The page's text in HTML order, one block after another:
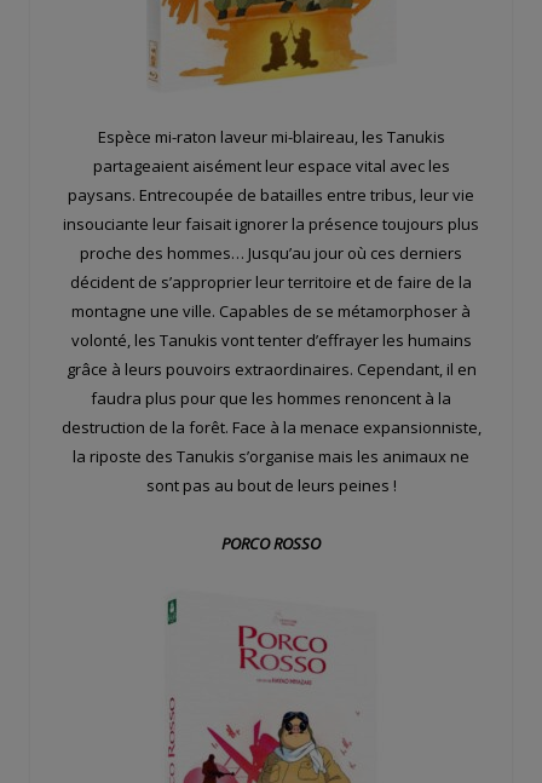
Espèce mi-raton laveur mi-blaireau, les Tanukis
partageaient aisément leur espace vital avec les
paysans. Entrecoupée de batailles entre tribus, leur vie
insouciante leur faisait ignorer la présence toujours plus
proche des hommes… Jusqu’au jour où ces derniers
décident de s’approprier leur territoire et de faire de la
montagne une ville. Capables de se métamorphoser à
volonté, les Tanukis vont tenter d’effrayer les humains
grâce à leurs pouvoirs extraordinaires. Cependant, il en
faudra plus pour que les hommes renoncent à la
destruction de la forêt. Face à la menace expansionniste,
la riposte des Tanukis s’organise mais les animaux ne
sont pas au bout de leurs peines !
PORCO ROSSO